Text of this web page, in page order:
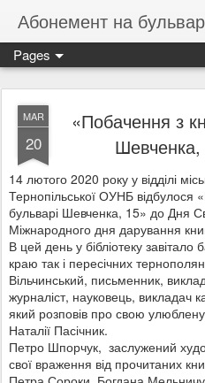
Абонемент на
Pages
MAR
20
«Побачення з
14 лютого 2020 року у відділі
Тернопільської ОУНБ
бульварі Шевченка, 15» до Дня
Міжнародного дня дарування
В цей день у бібліотеку завітало
краю так і пересічних
Вільчинський, письменник,
журналіст, науковець, викладач
який розповів про свою
Наталії Пасічник.
Петро Шпорчук, заслужений
свої враження від прочитаних